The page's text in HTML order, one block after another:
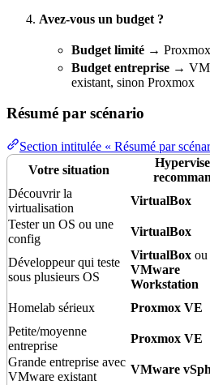
Avez-vous un budget ?
Budget limité →
Budget entreprise →
existant, sinon Proxmox
Résumé par scénario
Section intitulée « Résumé par
Votre situation
Découvrir la
virtualisation
VirtualBox
Tester un OS ou une
config
VirtualBox
Développeur qui teste
sous plusieurs OS
VirtualBox ou
VMware
Workstation
Homelab sérieux Proxmox VE
Petite/moyenne
entreprise
Proxmox VE
Grande entreprise avec
VMware existant
VMware